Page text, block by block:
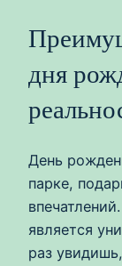
дня
День
парке,
является
раз